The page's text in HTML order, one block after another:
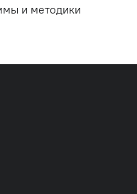
и методики